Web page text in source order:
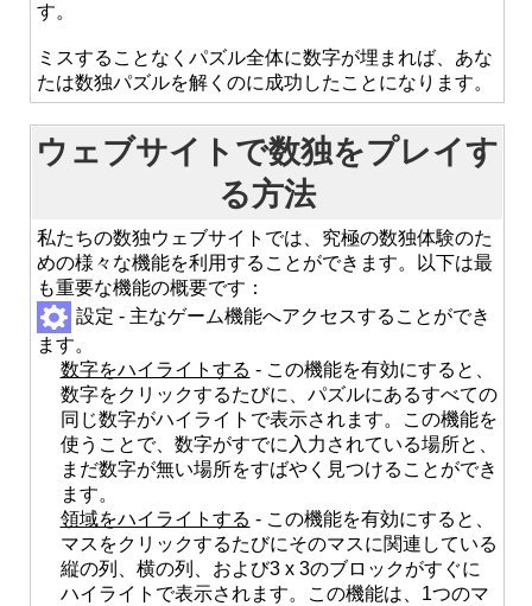
す。
ミスすることなくパズル全体に数字が埋まれば、あな
たは数独パズルを解くのに成功したことになります。
ウェブサイトで数独をプレイす
る方法
私たちの数独ウェブサイトでは、究極の数独体験のた
めの様々な機能を利用することができます。以下は最
も重要な機能の概要です：
設定 - 主なゲーム機能へアクセスすることができ
ます。
数字をハイライトする - この機能を有効にすると、
数字をクリックするたびに、パズルにあるすべての
同じ数字がハイライトで表示されます。この機能を
使うことで、数字がすでに入力されている場所と、
まだ数字が無い場所をすばやく見つけることができ
ます。
領域をハイライトする - この機能を有効にすると、
マスをクリックするたびにそのマスに関連している
縦の列、横の列、および3 x 3のブロックがすぐに
ハイライトで表示されます。この機能は、1つのマ